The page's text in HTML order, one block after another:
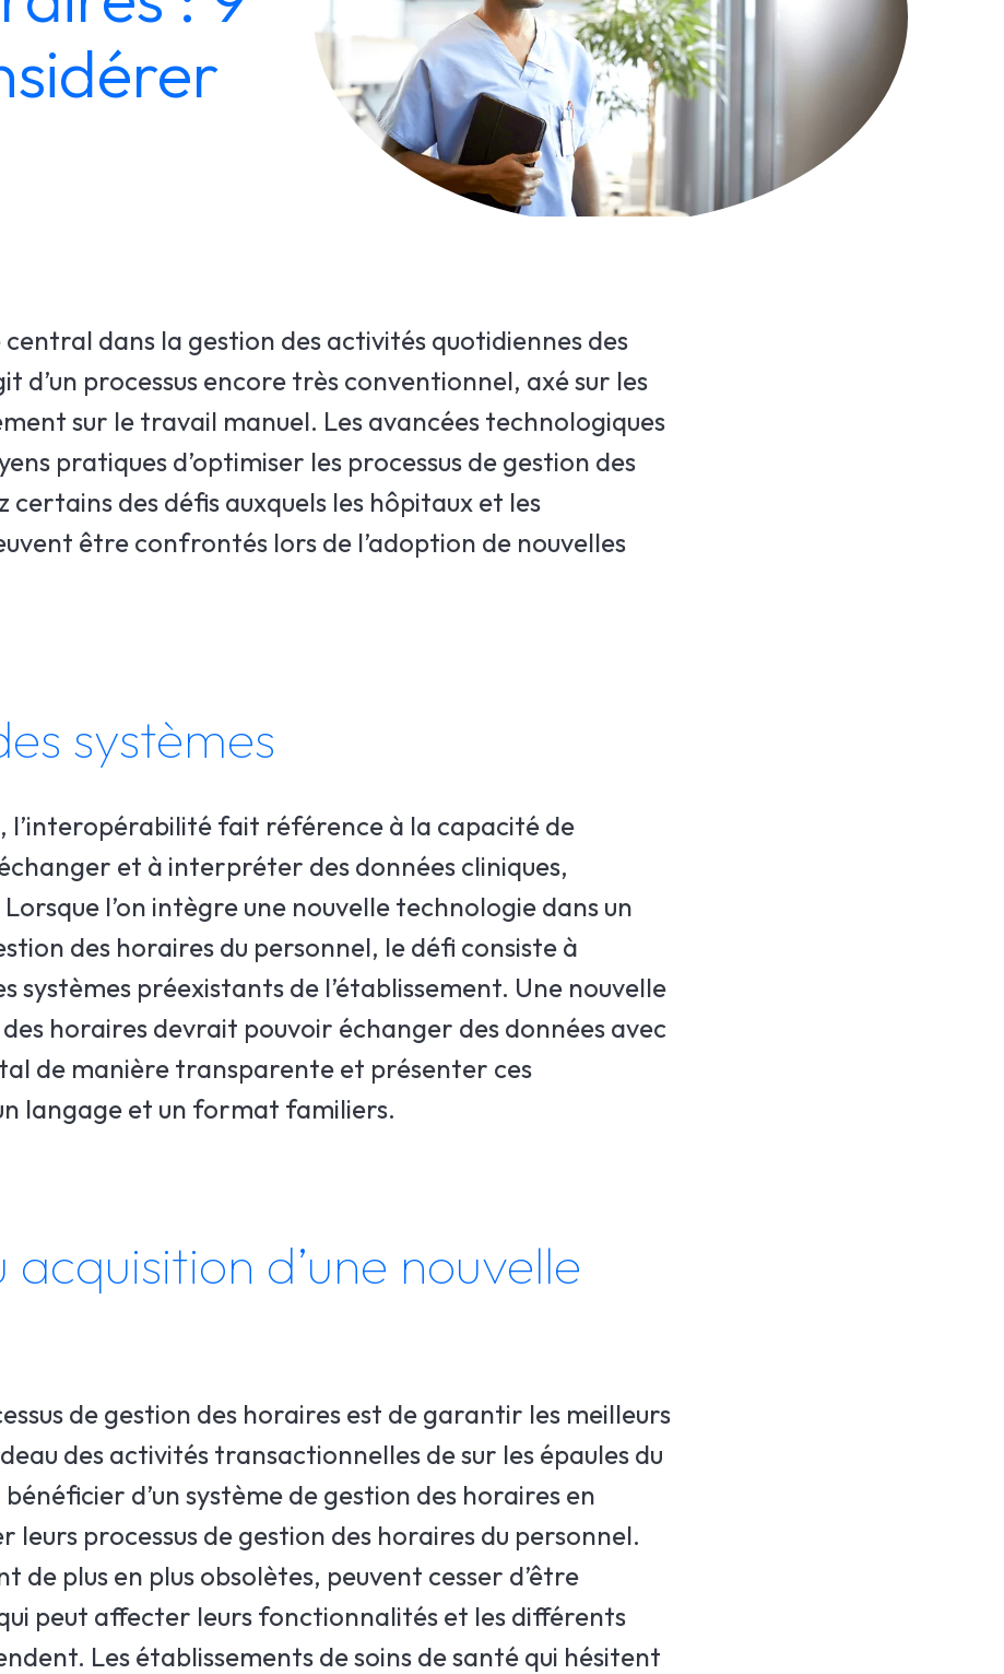
dans la gestion des activités quotidiennes des
d’un processus encore très conventionnel, axé sur les
sur le travail manuel. Les avancées technologiques
pratiques d’optimiser les processus de gestion des
des défis auxquels les hôpitaux et les
être confrontés lors de l’adoption de nouvelles
systèmes
l’interopérabilité fait référence à la capacité de
et à interpréter des données cliniques,
l’on intègre une nouvelle technologie dans un
des horaires du personnel, le défi consiste à
systèmes préexistants de l’établissement. Une nouvelle
horaires devrait pouvoir échanger des données avec
de manière transparente et présenter ces
langage et un format familiers.
d’une nouvelle
de gestion des horaires est de garantir les meilleurs
des activités transactionnelles de sur les épaules du
d’un système de gestion des horaires en
leurs processus de gestion des horaires du personnel.
de plus en plus obsolètes, peuvent cesser d’être
peut affecter leurs fonctionnalités et les différents
Les établissements de soins de santé qui hésitent